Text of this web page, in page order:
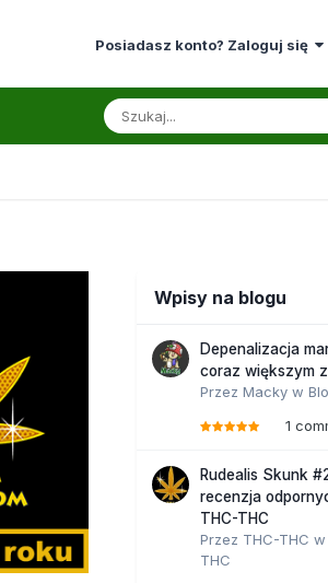
Posiadasz konto? Zaloguj się
Wpisy na blogu
Depenalizacja
coraz większym
Przez Macky w
1
Rudealis Skunk
recenzja
THC-THC
Przez THC-THC w
THC